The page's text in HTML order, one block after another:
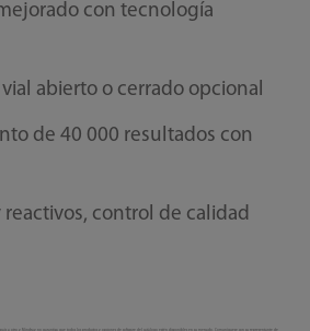
con tecnología
abierto o cerrado opcional
de 40 000 resultados con
reactivos, control de calidad